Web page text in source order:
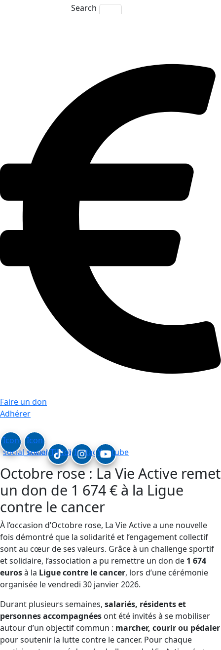
Faire un don
Adhérer
Icon-
social_linkedin
Icon-
social_facebook
TiktokInstagramYoutube
Search
Octobre rose : La Vie Active remet
un don de 1 674 € à la Ligue
contre le cancer
À l’occasion d’Octobre rose, La Vie Active a une nouvelle
fois démontré que la solidarité et l’engagement collectif
sont au cœur de ses valeurs. Grâce à un challenge sportif
et solidaire, l’association a pu remettre un don de 1 674
eurosà la Ligue contre le cancer, lors d’une cérémonie
organisée le vendredi 30 janvier 2026.
Durant plusieurs semaines, salariés, résidents et
personnes accompagnées ont été invités à se mobiliser
autour d’un objectif commun : marcher, courir ou pédaler
pour soutenir la lutte contre le cancer. Pour chaque